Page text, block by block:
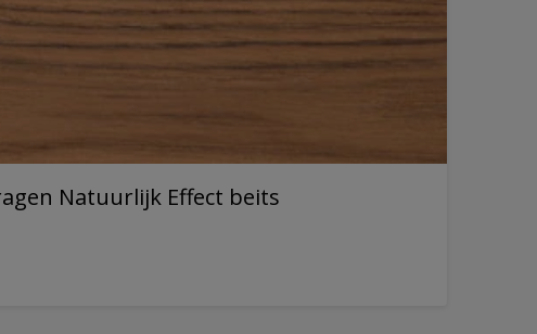
Natuurlijk Effect beits